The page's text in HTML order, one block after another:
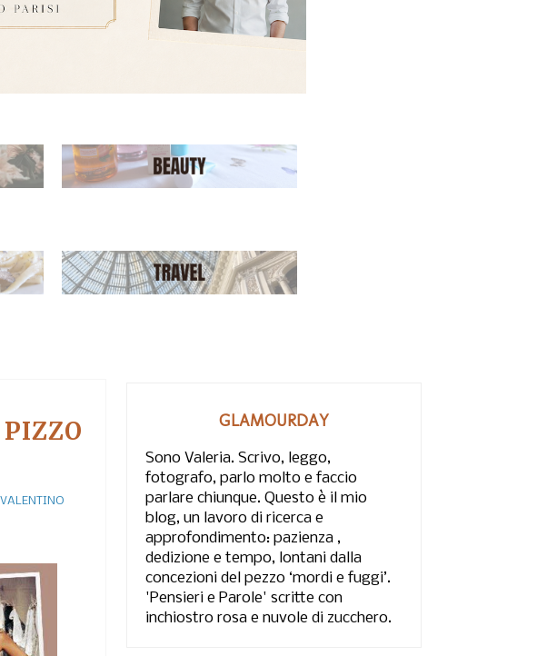
GLAMOURDAY
Sono Valeria. Scrivo, leggo,
fotografo, parlo molto e faccio
parlare chiunque. Questo è il mio
blog, un lavoro di ricerca e
approfondimento: pazienza ,
dedizione e tempo, lontani dalla
concezioni del pezzo ‘mordi e fuggi’.
'Pensieri e Parole' scritte con
inchiostro rosa e nuvole di zucchero.